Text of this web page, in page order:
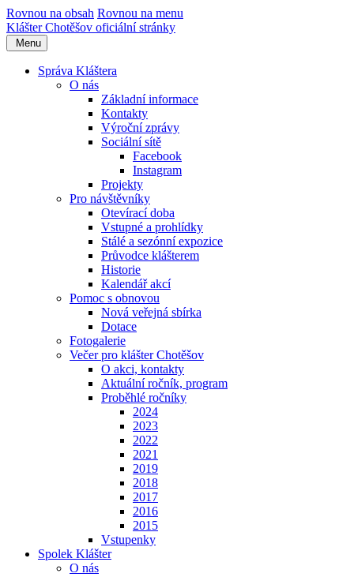
Rovnou na obsah Rovnou na menu
Klášter Chotěšov oficiální stránky
Menu
Správa Kláštera
O nás
Základní informace
Kontakty
Výroční zprávy
Sociální sítě
Facebook
Instagram
Projekty
Pro návštěvníky
Otevírací doba
Vstupné a prohlídky
Stálé a sezónní expozice
Průvodce klášterem
Historie
Kalendář akcí
Pomoc s obnovou
Nová veřejná sbírka
Dotace
Fotogalerie
Večer pro klášter Chotěšov
O akci, kontakty
Aktuální ročník, program
Proběhlé ročníky
2024
2023
2022
2021
2019
2018
2017
2016
2015
Vstupenky
Spolek Klášter
O nás